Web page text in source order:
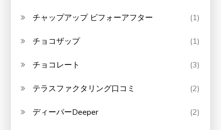
チャップアップ ビフォーアフター (1)
チョコザップ (1)
チョコレート (3)
テラスファクタリング口コミ (2)
ディーパーDeeper (2)